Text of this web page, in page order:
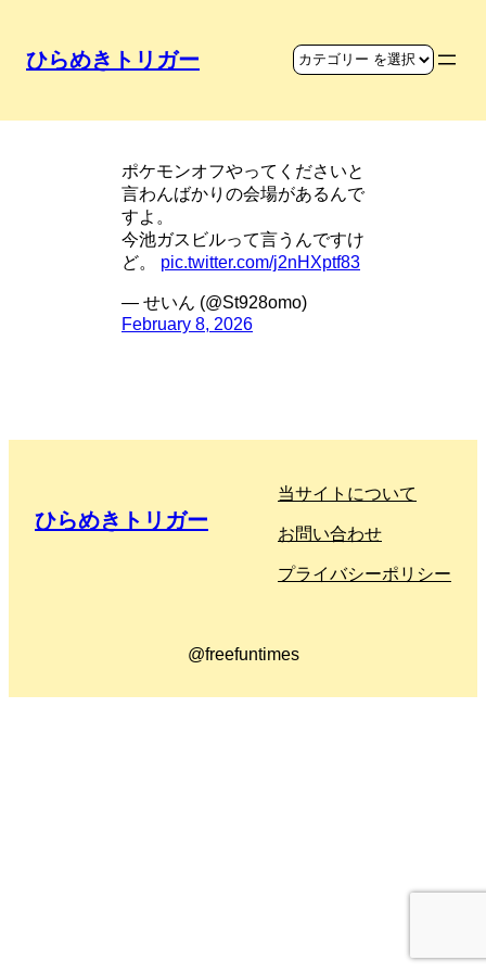
ひらめきトリガー
ポケモンオフやってくださいと
言わんばかりの会場があるんで
すよ。
今池ガスビルって言うんですけ
ど。 pic.twitter.com/j2nHXptf83
— せいん (@St928omo)
February 8, 2026
ひらめきトリガー
当サイトについて
お問い合わせ
プライバシーポリシー
@freefuntimes